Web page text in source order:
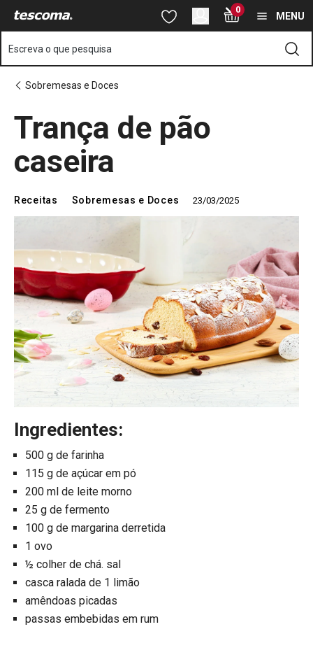
Saltar para o conteúdo principal
Saltar para a pesquisa
Saltar para a navegação 0
MENU
Escreva o que pesquisa
Sobremesas e Doces
Trança de pão
caseira
Receitas Sobremesas e Doces 23/03/2025
Ingredientes:
500 g de farinha
115 g de açúcar em pó
200 ml de leite morno
25 g de fermento
100 g de margarina derretida
1 ovo
½ colher de chá. sal
casca ralada de 1 limão
amêndoas picadas
passas embebidas em rum